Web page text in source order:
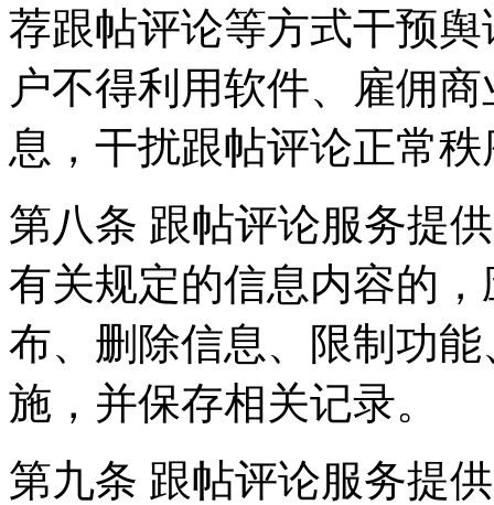
荐跟帖评论等方式干预
户不得利用软件、雇佣
息，干扰跟帖评论正常
第八条 跟帖评论服务提
有关规定的信息内容的
布、删除信息、限制功
施，并保存相关记录。
第九条 跟帖评论服务提